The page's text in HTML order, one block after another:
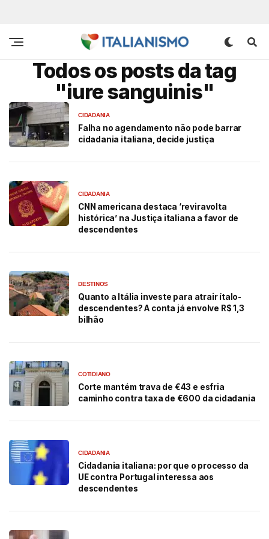
Todos os posts da tag
"iure sanguinis"
CIDADANIA
Falha no agendamento não pode barrar
cidadania italiana, decide justiça
CIDADANIA
CNN americana destaca ‘reviravolta
histórica’ na Justiça italiana a favor de
descendentes
DESTINOS
Quanto a Itália investe para atrair ítalo-
descendentes? A conta já envolve R$ 1,3
bilhão
COTIDIANO
Corte mantém trava de €43 e esfria
caminho contra taxa de €600 da cidadania
CIDADANIA
Cidadania italiana: por que o processo da
UE contra Portugal interessa aos
descendentes